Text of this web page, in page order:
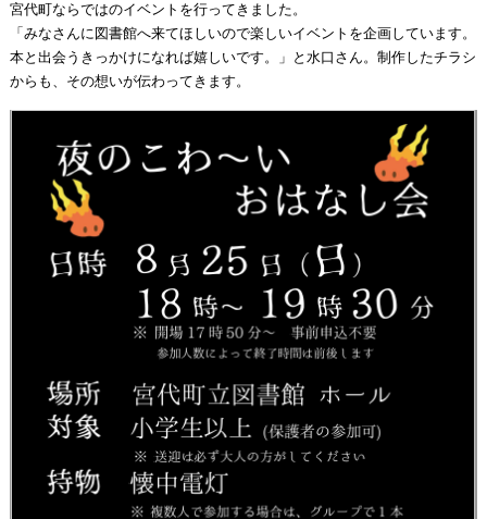
宮代町ならではのイベントを行ってきました。
「みなさんに図書館へ来てほしいので楽しいイベントを企画しています。
本と出会うきっかけになれば嬉しいです。」と水口さん。制作したチラシ
からも、その想いが伝わってきます。